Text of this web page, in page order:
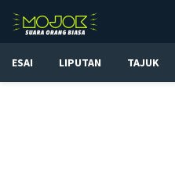
ESAI LIPUTAN TAJUK